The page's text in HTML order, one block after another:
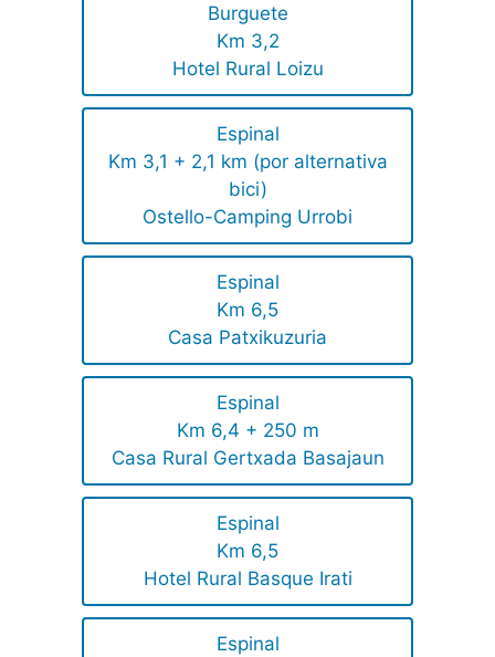
Burguete
Km 3,2
Hotel Rural Loizu
Espinal
Km 3,1 + 2,1 km (por alternativa
bici)
Ostello-Camping Urrobi
Espinal
Km 6,5
Casa Patxikuzuria
Espinal
Km 6,4 + 250 m
Casa Rural Gertxada Basajaun
Espinal
Km 6,5
Hotel Rural Basque Irati
Espinal